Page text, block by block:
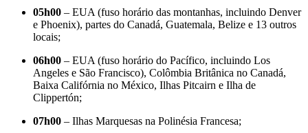
05h00 – EUA (fuso horário das montanhas, incluindo Denver
e Phoenix), partes do Canadá, Guatemala, Belize e 13 outros
locais;
06h00 – EUA (fuso horário do Pacífico, incluindo Los
Angeles e São Francisco), Colômbia Britânica no Canadá,
Baixa Califórnia no México, Ilhas Pitcairn e Ilha de
Clippertón;
07h00 – Ilhas Marquesas na Polinésia Francesa;